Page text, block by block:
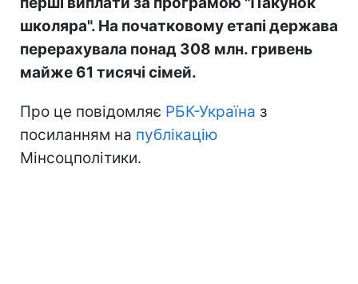
школяра". На початковому етапі держава
перерахувала понад 308 млн. гривень
майже 61 тисячі сімей.
Про це повідомляє РБК-Україна з
посиланням на публікацію
Мінсоцполітики.